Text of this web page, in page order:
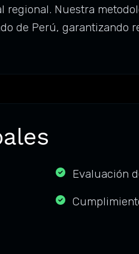
Nuestra
de Perú, garantizando
Evaluación